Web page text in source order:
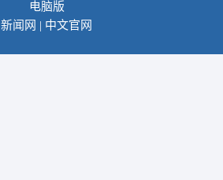
电脑版
新闻网 | 中文官网